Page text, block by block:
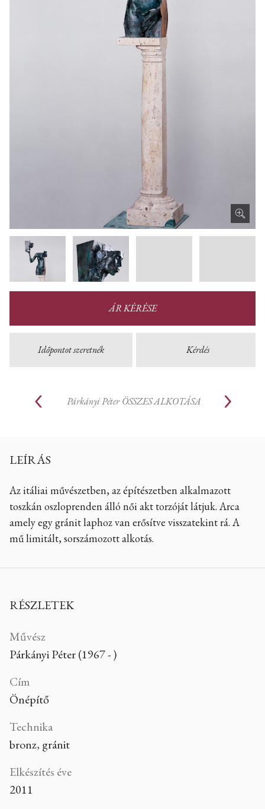
ÁR KÉRÉSE
Időpontot szeretnék Kérdés
Párkányi Péter ÖSSZES ALKOTÁSA
LEÍRÁS
Az itáliai művészetben, az építészetben alkalmazott
toszkán oszloprenden álló női akt torzóját látjuk. Arca
amely egy gránit laphoz van erősítve visszatekint rá. A
mű limitált, sorszámozott alkotás.
RÉSZLETEK
Művész
Párkányi Péter (1967 - )
Cím
Önépítő
Technika
bronz, gránit
Elkészítés éve
2011